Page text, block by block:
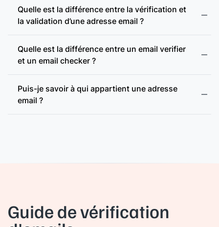
Domaine accept-all :
accept-all (catch-all)
Vérification des domaines accept-all :
Quelle est la différence entre la vérification et
la validation d’une adresse email ?
Quelle est la différence entre un email verifier
et un email checker ?
Puis-je savoir à qui appartient une adresse
email ?
Guide de vérification